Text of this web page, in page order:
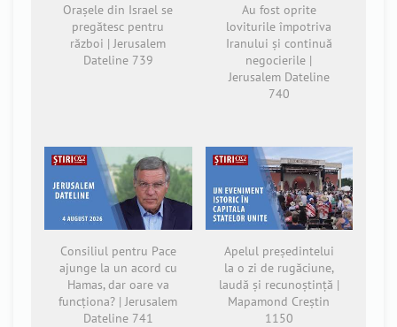
Orașele din Israel se
pregătesc pentru
război | Jerusalem
Dateline 739
Au fost oprite
loviturile împotriva
Iranului și continuă
negocierile |
Jerusalem Dateline
740
Consiliul pentru Pace
ajunge la un acord cu
Hamas, dar oare va
funcționa? | Jerusalem
Dateline 741
Apelul președintelui
la o zi de rugăciune,
laudă și recunoștință |
Mapamond Creștin
1150